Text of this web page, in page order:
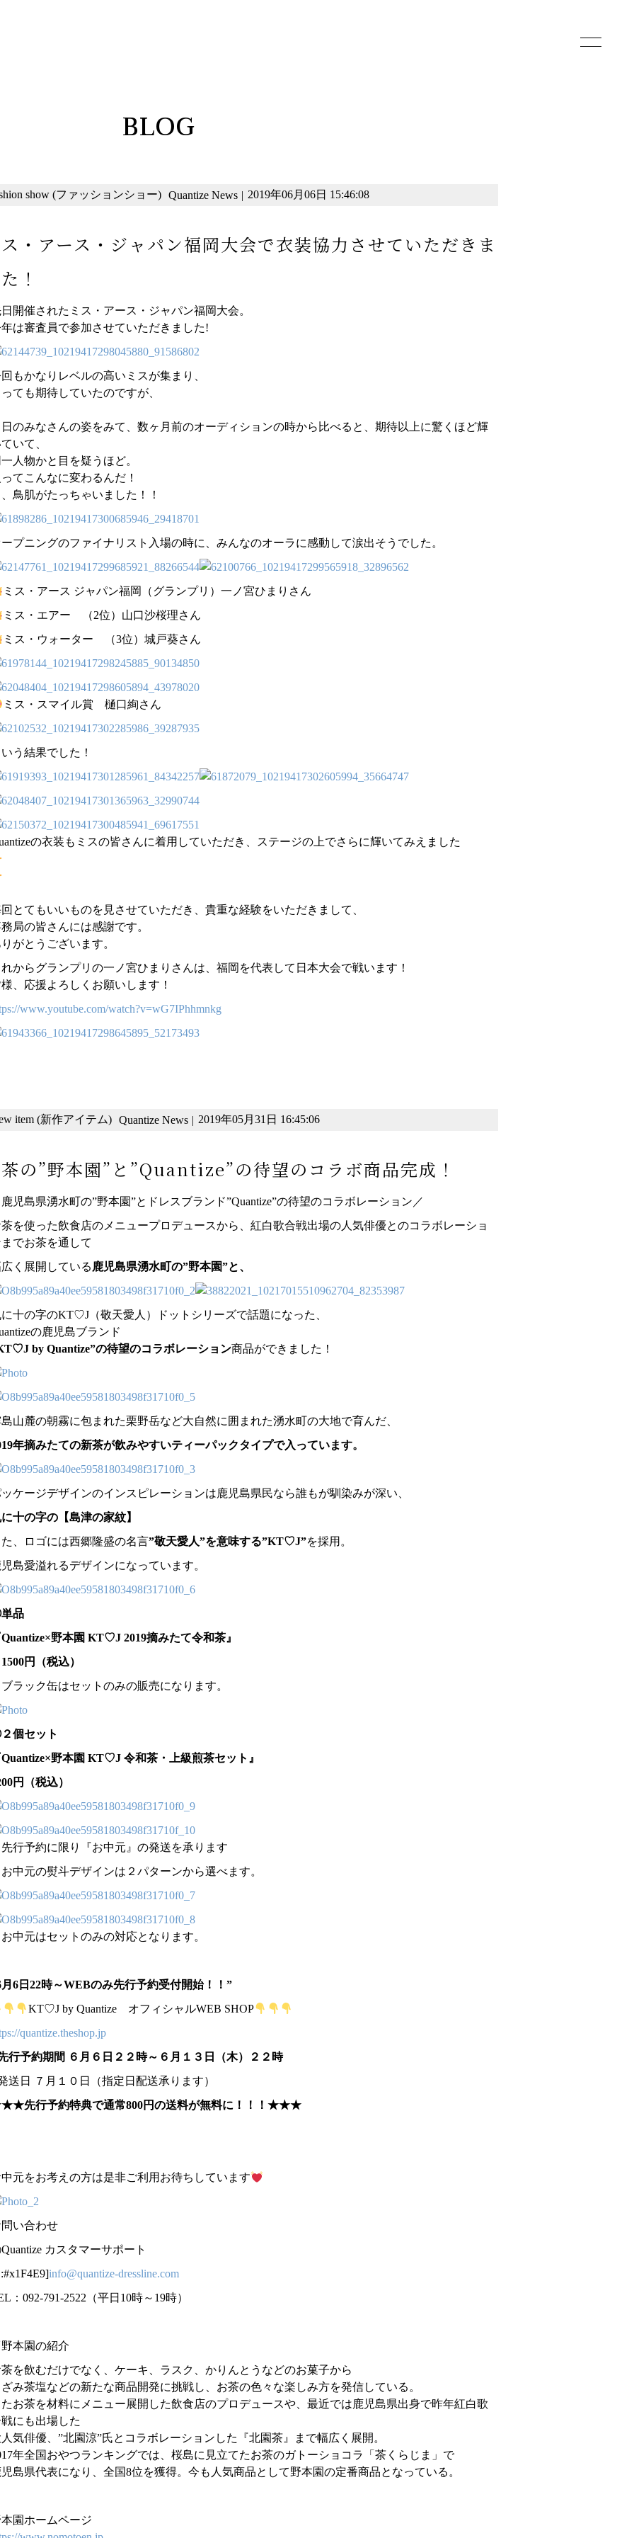
BLOG
show (ファッションショー) Quantize News | 2019年06月06日 15:46:08
・アース・ジャパン福岡大会で衣装協力させていただきま
！
開催されたミス・アース・ジャパン福岡大会。
は審査員で参加させていただきました!
もかなりレベルの高いミスが集まり、
ても期待していたのですが、
のみなさんの姿をみて、数ヶ月前のオーディションの時から比べると、期待以上に驚くほど輝
いて、
人物かと目を疑うほど。
てこんなに変わるんだ！
鳥肌がたっちゃいました！！
プニングのファイナリスト入場の時に、みんなのオーラに感動して涙出そうでした。
ミス・アース ジャパン福岡（グランプリ）一ノ宮ひまりさん
ミス・エアー （2位）山口沙桜理さん
ミス・ウォーター （3位）城戸葵さん
ミス・スマイル賞 樋口絢さん
う結果でした！
の衣装もミスの皆さんに着用していただき、ステージの上でさらに輝いてみえました
とてもいいものを見させていただき、貴重な経験をいただきまして、
局の皆さんには感謝です。
がとうございます。
からグランプリの一ノ宮ひまりさんは、福岡を代表して日本大会で戦います！
、応援よろしくお願いします！
www.youtube.com/watch?v=wG7IPhhmnkg
item (新作アイテム) Quantize News | 2019年05月31日 16:45:06
の”野本園”と”Quantize”の待望のコラボ商品完成！
児島県湧水町の”野本園”とドレスブランド”Quantize”の待望のコラボレーション／
を使った飲食店のメニュープロデュースから、紅白歌合戦出場の人気俳優とのコラボレーショ
でお茶を通して
く展開している 鹿児島県湧水町の”野本園”と、
十の字のKT♡J（敬天愛人）ドットシリーズで話題になった、
の鹿児島ブランド
by Quantize”の待望のコラボレーション商品ができました！
山麓の朝霧に包まれた栗野岳など大自然に囲まれた湧水町の大地で育んだ、
年摘みたての新茶が飲みやすいティーパックタイプで入っています。
ケージデザインのインスピレーションは鹿児島県民なら誰もが馴染みが深い、
十の字の【島津の家紋】
、ロゴには西郷隆盛の名言”敬天愛人”を意味する”KT♡J”を採用。
島愛溢れるデザインになっています。
品
野本園 KT♡J 2019摘みたて令和茶』
円（税込）
ラック缶はセットのみの販売になります。
個セット
野本園 KT♡J 令和茶・上級煎茶セット』
円（税込）
行予約に限り『お中元』の発送を承ります
中元の熨斗デザインは２パターンから選べます。
中元はセットのみの対応となります。
月6日22時～WEBのみ先行予約受付開始！！”
KT♡J by Quantize オフィシャルWEB SHOP
quantize.theshop.jp
行予約期間 ６月６日２２時～６月１３日（木）２２時
送日 ７月１０日（指定日配送承ります）
先行予約特典で通常800円の送料が無料に！！！★★★
元をお考えの方は是非ご利用お待ちしています
い合わせ
カスタマーサポート
info@quantize-dressline.com
：092-791-2522（平日10時～19時）
本園の紹介
を飲むだけでなく、ケーキ、ラスク、かりんとうなどのお菓子から
み茶塩などの新たな商品開発に挑戦し、お茶の色々な楽しみ方を発信している。
お茶を材料にメニュー展開した飲食店のプロデュースや、最近では鹿児島県出身で昨年紅白歌
にも出場した
気俳優、”北園涼”氏とコラボレーションした『北園茶』まで幅広く展開。
年全国おやつランキングでは、桜島に見立てたお茶のガトーショコラ「茶くらじま」で
島県代表になり、全国8位を獲得。今も人気商品として野本園の定番商品となっている。
園ホームページ